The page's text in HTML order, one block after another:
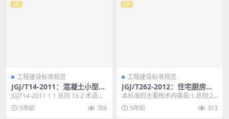
VIP
工程建设标准规范
JGJ/T14-2011：混凝土小型空
心砌块建筑技术规程
JGJT14-2011 1 1 总则 13 2 术语和
符号 14 2.1 术语 ...
5年前 706
VIP
工程建设标准规范
JGJ/T262-2012：住宅厨房模
数协调标准
本标准的主要技术内容是:1.总则;2.
术语;3.厨房空间尺寸;4.厨房部件和
公差...5年前 313